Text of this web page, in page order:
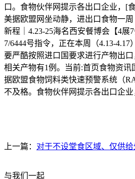
口。食物伙伴网提示各出口企业，[
美据欧盟网坐动静，进出口食物一
新程｜4.23-25海名西安餐博会【4
7/6444号指令，正在本周（4.13-
要严酷按照进口国要求进行产物出
相关产物有1例。当前:首页食物资讯
据欧盟食物饲料类快速预警系统（
不及格。食物伙伴网提示各出口企
上一篇： 对于不设堂食区域、仅供
与我们一起